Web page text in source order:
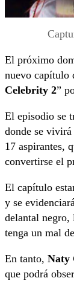
El próximo
nuevo capítulo
Celebrity 2”
El episodio se
donde se
17 aspirantes,
convertirse el
El capítulo
y se
delantal negro,
tenga un mal
En tanto, Naty
que podrá